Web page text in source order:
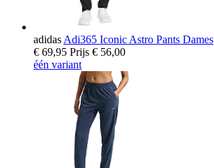
adidas Adi365 Iconic Astro Pants Dames
€ 69,95 Prijs € 56,00
één variant